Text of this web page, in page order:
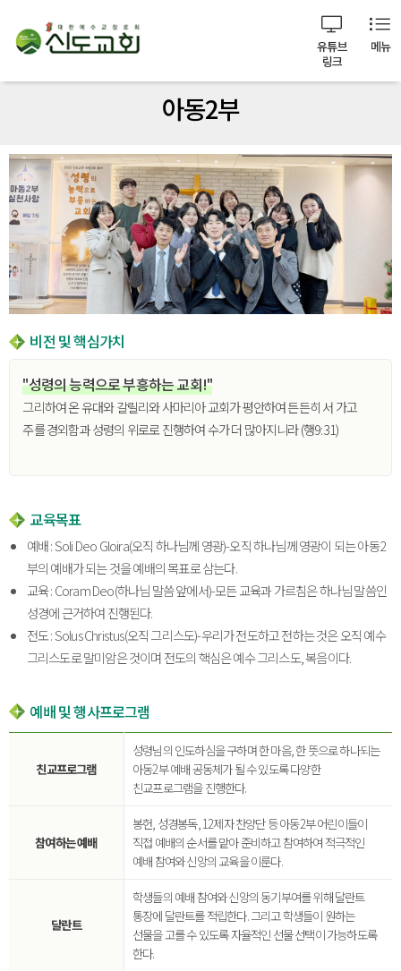
메뉴
유튜브
링크
아동2부
비전 및 핵심가치
"성령의 능력으로 부흥하는 교회!"
그리하여 온 유대와 갈릴리와 사마리아 교회가 평안하여 든든히 서 가고
주를 경외함과 성령의 위로로 진행하여 수가 더 많아지니라 (행9:31)
교육목표
예배 : Soli Deo Gloira(오직 하나님께 영광)-오직 하나님께 영광이 되는 아동2
부의 예배가 되는 것을 예배의 목표로 삼는다.
교육 : Coram Deo(하나님 말씀 앞에서)-모든 교육과 가르침은 하나님 말씀인
성경에 근거하여 진행된다.
전도 : Solus Christus(오직 그리스도)-우리가 전도하고 전하는 것은 오직 예수
그리스도로 말미암은 것이며 전도의 핵심은 예수 그리스도, 복음이다.
예배 및 행사프로그램
친교프로그램
성령님의 인도하심을 구하며 한 마음, 한 뜻으로 하나되는
아동2부 예배 공동체가 될 수 있도록 다양한
친교프로그램을 진행한다.
참여하는 예배
봉헌, 성경봉독, 12제자 찬양단 등 아동2부 어린이들이
직접 예배의 순서를 맡아 준비하고 참여하여 적극적인
예배 참여와 신앙의 교육을 이룬다.
달란트
학생들의 예배 참여와 신앙의 동기부여를 위해 달란트
통장에 달란트를 적립한다. 그리고 학생들이 원하는
선물을 고를 수 있도록 자율적인 선물 선택이 가능하도록
한다.